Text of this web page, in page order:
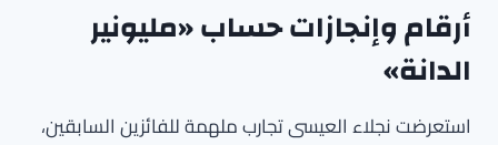
أرقام وإنجازات حساب «مليونير
الدانة»
استعرضت نجلاء العيسى تجارب ملهمة للفائزين السابقين،